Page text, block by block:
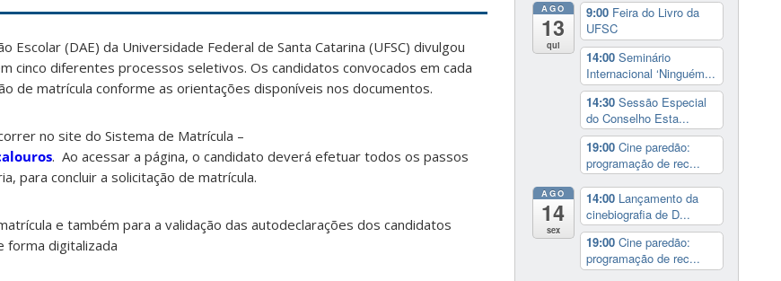
Escolar (DAE) da Universidade Federal de Santa Catarina (UFSC) divulgou
cinco diferentes processos seletivos. Os candidatos convocados em cada
de matrícula conforme as orientações disponíveis nos documentos.
no site do Sistema de Matrícula –
. Ao acessar a página, o candidato deverá efetuar todos os passos
para concluir a solicitação de matrícula.
e também para a validação das autodeclarações dos candidatos
forma digitalizada
AGO
13
qui
9:00 Feira do Livro da
UFSC
14:00 Seminário
Internacional ‘Ninguém...
14:30 Sessão Especial
do Conselho Esta...
19:00 Cine paredão:
programação de rec...
AGO
14
sex
14:00 Lançamento da
cinebiografia de D...
19:00 Cine paredão:
programação de rec...